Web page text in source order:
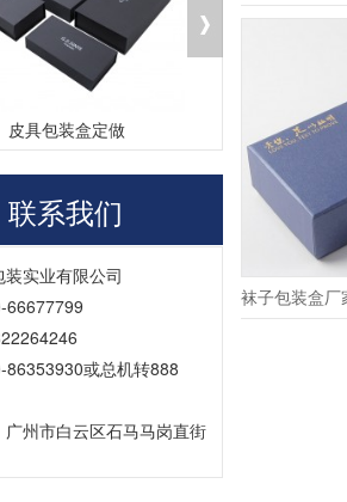
皮具包装盒定做 茶叶
联系我们
装实业有限公司
66677799
86353930或总机转888
广州市白云区石马马岗直街
袜子包装盒厂
么不同批次的牛皮纸或黑卡纸
异。3、造纸季节因素也会影响纸张的颜
么印刷出来的东西和电脑显示
电脑显示器的问题，每台显示器的色值
一样的。特别是液晶显示器。拿我们公
中两台电脑做比较...
叫四色印刷？